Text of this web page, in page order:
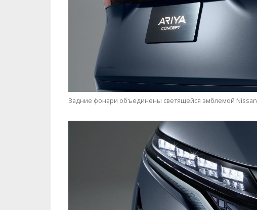
Задние фонари объединены светящейся эмблемой Nissan